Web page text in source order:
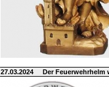
27.03.2024 Der